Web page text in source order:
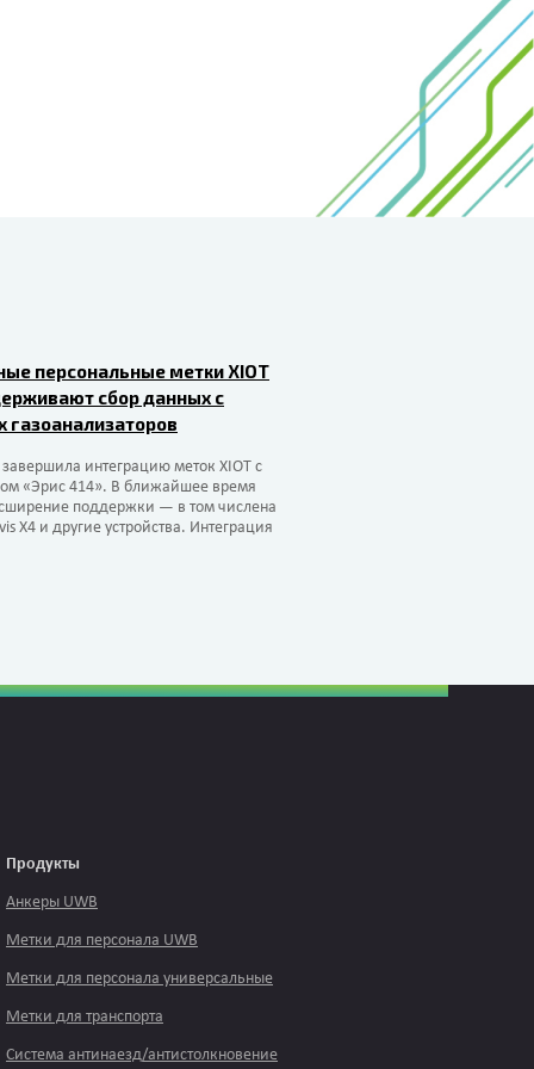
персональные метки XIOT
сбор данных с
газоанализаторов
интеграцию меток XIOT с
«Эрис 414». В ближайшее время
поддержки — в том числена
X4 и другие устройства. Интеграция
Продукты
Анкеры UWB
Метки для персонала UWB
Метки для персонала универсальные
Метки для транспорта
Система антинаезд/антистолкновение